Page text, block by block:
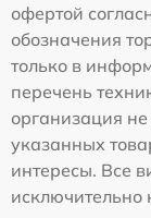
офертой
обозначения
только в
перечень
организация
указанных
интересы. Все
исключительно